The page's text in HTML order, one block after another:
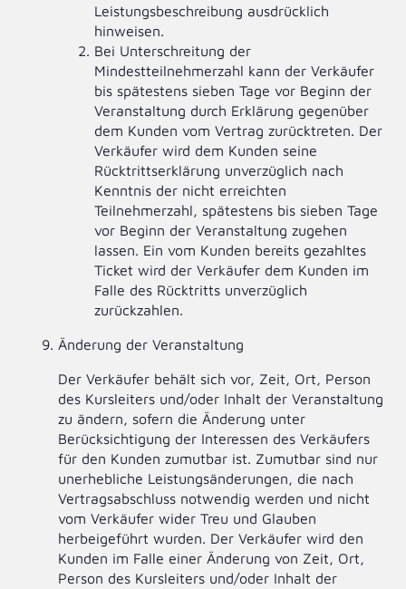
Leistungsbeschreibung ausdrücklich
hinweisen.
Bei Unterschreitung der
Mindestteilnehmerzahl kann der Verkäufer
bis spätestens sieben Tage vor Beginn der
Veranstaltung durch Erklärung gegenüber
dem Kunden vom Vertrag zurücktreten. Der
Verkäufer wird dem Kunden seine
Rücktrittserklärung unverzüglich nach
Kenntnis der nicht erreichten
Teilnehmerzahl, spätestens bis sieben Tage
vor Beginn der Veranstaltung zugehen
lassen. Ein vom Kunden bereits gezahltes
Ticket wird der Verkäufer dem Kunden im
Falle des Rücktritts unverzüglich
zurückzahlen.
Änderung der Veranstaltung
Der Verkäufer behält sich vor, Zeit, Ort, Person
des Kursleiters und/oder Inhalt der Veranstaltung
zu ändern, sofern die Änderung unter
Berücksichtigung der Interessen des Verkäufers
für den Kunden zumutbar ist. Zumutbar sind nur
unerhebliche Leistungsänderungen, die nach
Vertragsabschluss notwendig werden und nicht
vom Verkäufer wider Treu und Glauben
herbeigeführt wurden. Der Verkäufer wird den
Kunden im Falle einer Änderung von Zeit, Ort,
Person des Kursleiters und/oder Inhalt der